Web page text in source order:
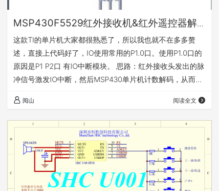
MSP430F5529红外接收机&红外遥控器解
码-使用教程
这款TI的单片机大家都很熟悉了，所以我也就不在多多赘
述，直接上代码好了，IO使用常用的P1.0口。使用P1.0口的
原因是P1 P2口 有IO中断模块。 思路：红外接收头发出的脉
冲信号激发IO中断，然后MSP430单片机计数解码，从而得
来，从此摘录者，定要铭记在心。 代码部分： #hongwai.h
/* * hongwai.h * * Created on: 2014-12-12 * Author: dell
*/ #ifndef HONGWAI_…
阅山 阅读全文